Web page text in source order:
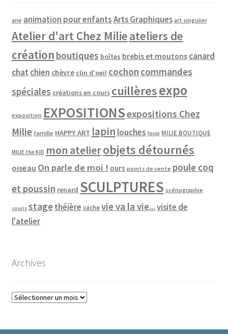
ane animation pour enfantsArts Graphiques art singulier
Atelier d'art Chez Milieateliers de
création boutiques boîtes brebis et moutons canard
chat chien chèvre clin d'oeil cochon commandes
spéciales créations en cours cuillèresexpo
exposition EXPOSITIONSexpositions Chez
Milie famille HAPPY ART lapin louches loup MILIE BOUTIQUE
MILIE the KID mon atelierobjets détournés
oiseau On parle de moi ! ours points de vente poule coq
et poussin renard SCULPTURES scénographie
souris stagethéière vache vie va la vie...visite de
l'atelier
Archives
Archives